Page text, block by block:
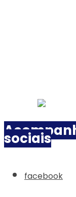
sociais
facebook